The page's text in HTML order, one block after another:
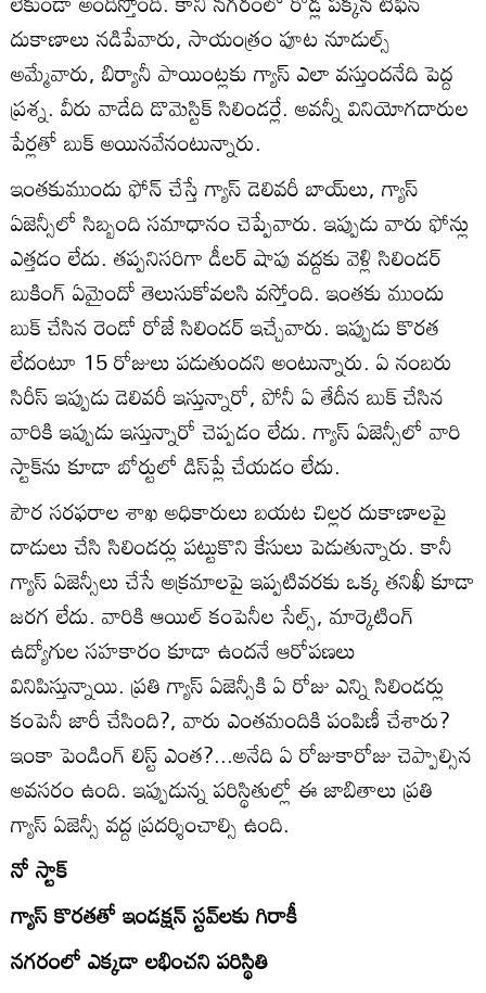
దుకాణాలు నడిపేవారు, సాయంత్రం పూట నూడుల్స్‌
అమ్మేవారు, బిర్యానీ పాయింట్లకు గ్యాస్‌ ఎలా వస్తుందనేది పెద్ద
ప్రశ్న. వీరు వాడేది డొమెస్టిక్‌ సిలిండర్లే. అవన్నీ వినియోగదారుల
పేర్లతో బుక్‌ అయినవేనంటున్నారు.
ఇంతకుముందు ఫోన్‌ చేస్తే గ్యాస్‌ డెలివరీ బాయ్‌లు, గ్యాస్‌
ఏజెన్సీలో సిబ్బంది సమాధానం చెప్పేవారు. ఇప్పుడు వారు ఫోన్లు
ఎత్తడం లేదు. తప్పనిసరిగా డీలర్‌ షాపు వద్దకు వెళ్లి సిలిండర్‌
బుకింగ్‌ ఏమైందో తెలుసుకోవలసి వస్తోంది. ఇంతకు ముందు
బుక్‌ చేసిన రెండో రోజే సిలిండర్‌ ఇచ్చేవారు. ఇప్పుడు కొరత
లేదంటూ 15 రోజులు పడుతుందని అంటున్నారు. ఏ నంబరు
సిరీస్‌ ఇప్పుడు డెలివరీ ఇస్తున్నారో, పోనీ ఏ తేదీన బుక్‌ చేసిన
వారికి ఇప్పుడు ఇస్తున్నారో చెప్పడం లేదు. గ్యాస్‌ ఏజెన్సీలో వారి
స్టాక్‌ను కూడా బోర్టులో డిస్‌ప్లే చేయడం లేదు.
పౌర సరఫరాల శాఖ అధికారులు బయట చిల్లర దుకాణాలపై
దాడులు చేసి సిలిండర్లు పట్టుకొని కేసులు పెడుతున్నారు. కానీ
గ్యాస్‌ ఏజెన్సీలు చేసే అక్రమాలపై ఇప్పటివరకు ఒక్క తనిఖీ కూడా
జరగ లేదు. వారికి ఆయిల్‌ కంపెనీల సేల్స్‌, మార్కెటింగ్‌
ఉద్యోగుల సహకారం కూడా ఉందనే ఆరోపణలు
వినిపిస్తున్నాయి. ప్రతి గ్యాస్‌ ఏజెన్సీకి ఏ రోజు ఎన్ని సిలిండర్లు
కంపెనీ జారీ చేసింది?, వారు ఎంతమందికి పంపిణీ చేశారు?
ఇంకా పెండింగ్‌ లిస్ట్‌ ఎంత?...అనేది ఏ రోజుకారోజు చెప్పాల్సిన
అవసరం ఉంది. ఇప్పుడున్న పరిస్థితుల్లో ఈ జాబితాలు ప్రతి
గ్యాస్‌ ఏజెన్సీ వద్ద ప్రదర్శించాల్సి ఉంది.
నో స్టాక్‌
గ్యాస్‌ కొరతతో ఇండక్షన్‌ స్టవ్‌లకు గిరాకీ
నగరంలో ఎక్కడా లభించని పరిస్థితి